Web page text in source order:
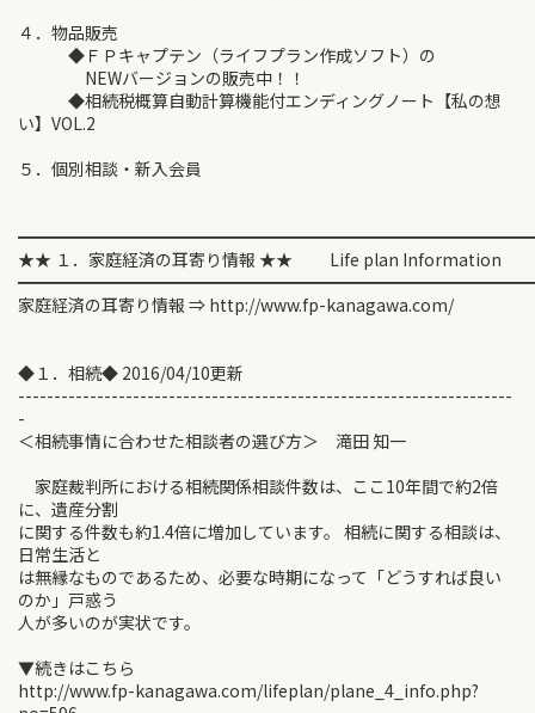
４．物品販売
◆ＦＰキャプテン（ライフプラン作成ソフト）の
NEWバージョンの販売中！！
◆相続税概算自動計算機能付エンディングノート【私の想
い】VOL.2
５．個別相談・新入会員
★★ １．家庭経済の耳寄り情報 ★★ Life plan Information
家庭経済の耳寄り情報 ⇒ http://www.fp-kanagawa.com/
◆１．相続◆ 2016/04/10更新
---------------------------------------------------------------------
-
＜相続事情に合わせた相談者の選び方＞ 滝田 知一
家庭裁判所における相続関係相談件数は、ここ10年間で約2倍
に、遺産分割
に関する件数も約1.4倍に増加しています。 相続に関する相談は、
日常生活と
は無縁なものであるため、必要な時期になって「どうすれば良い
のか」戸惑う
人が多いのが実状です。
▼続きはこちら
http://www.fp-kanagawa.com/lifeplan/plane_4_info.php?